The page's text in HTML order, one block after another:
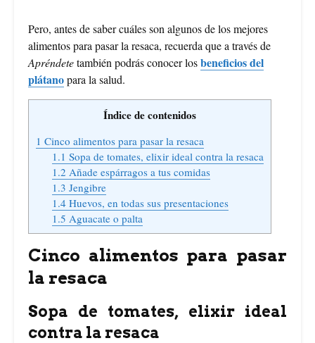
Pero, antes de saber cuáles son algunos de los mejores
alimentos para pasar la resaca, recuerda que a través de
Apréndetetambién podrás conocer losbeneficios del
plátanopara la salud.
Índice de contenidos
1 Cinco alimentos para pasar la resaca
1.1 Sopa de tomates, elixir ideal contra la resaca
1.2 Añade espárragos a tus comidas
1.3 Jengibre
1.4Huevos, en todas sus presentaciones
1.5 Aguacate o palta
Cinco alimentos para pasar
la resaca
Sopa de tomates, elixir ideal
contra la resaca